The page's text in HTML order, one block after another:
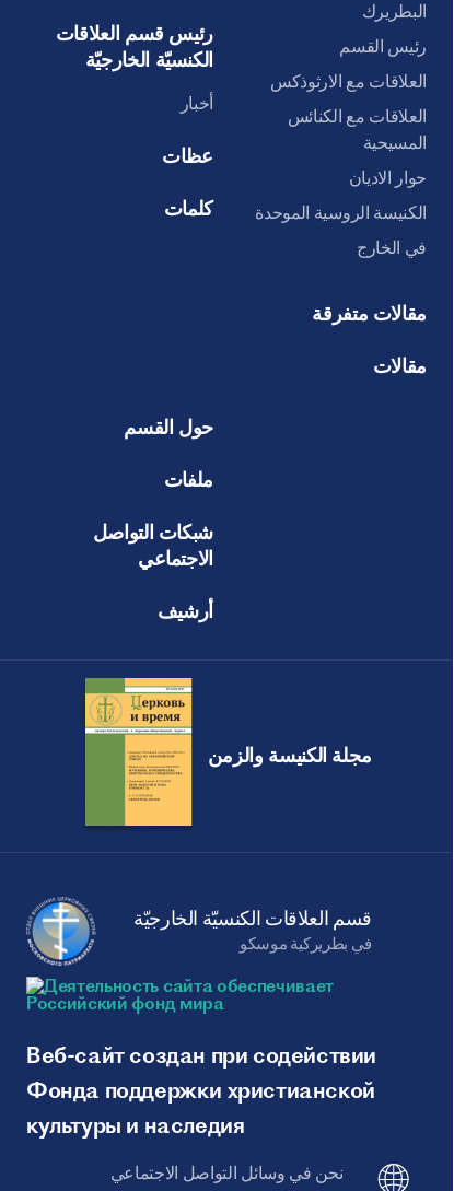
رئيس قسم العلاقات
الكنسيّة الخارجيّة
أخبار
عظات
كلمات
البطريرك
رئيس القسم
العلاقات مع الارثوذكس
العلاقات مع الكنائس
المسيحية
حوار الاديان
الكنيسة الروسية الموحدة
في الخارج
مقالات متفرقة
مقالات
حول القسم
ملفات
شبكات التواصل
الاجتماعي
أرشيف
مجلة الكنيسة والزمن
قسم العلاقات الكنسيّة الخارجيّة
في بطريركية موسكو
Веб-сайт создан при содействии
Фонда поддержки христианской
культуры и наследия
نحن في وسائل التواصل الاجتماعي